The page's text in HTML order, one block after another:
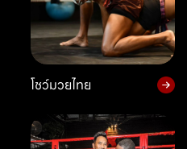
โชว์มวยไทย